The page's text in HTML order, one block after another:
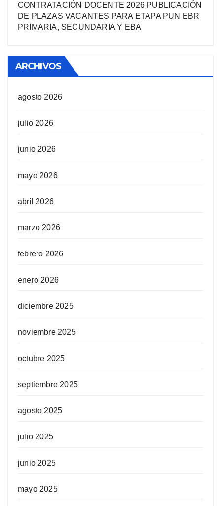
CONTRATACIÓN DOCENTE 2026 PUBLICACIÓN
DE PLAZAS VACANTES PARA ETAPA PUN EBR
PRIMARIA, SECUNDARIA Y EBA
ARCHIVOS
agosto 2026
julio 2026
junio 2026
mayo 2026
abril 2026
marzo 2026
febrero 2026
enero 2026
diciembre 2025
noviembre 2025
octubre 2025
septiembre 2025
agosto 2025
julio 2025
junio 2025
mayo 2025